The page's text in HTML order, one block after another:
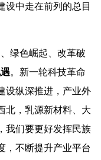
设中走在前列的总目
绿色崛起、改革破
。新一轮科技革命
设纵深推进，产业外
北，乳源新材料、大
我们要更好发挥民族
，不断提升产业平台